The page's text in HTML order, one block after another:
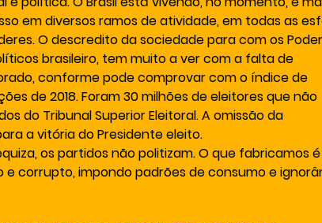
em diversos ramos de atividade, em todas as
O descredito da sociedade para com os
brasileiro, tem muito a ver com a falta de
conforme pode comprovar com o índice de
de 2018. Foram 30 milhões de eleitores que não
do Tribunal Superior Eleitoral. A omissão da
a vitória do Presidente eleito.
os partidos não politizam. O que fabricamos
corrupto, impondo padrões de consumo e